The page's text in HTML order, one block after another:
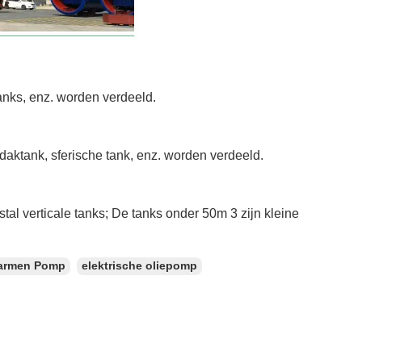
enz. worden verdeeld.
sferische tank, enz. worden verdeeld.
verticale tanks; De tanks onder 50m 3 zijn kleine
Pomp elektrische oliepomp